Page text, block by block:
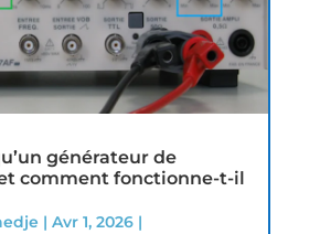
générateur de
comment fonctionne-t-il
| Avr 1, 2026|